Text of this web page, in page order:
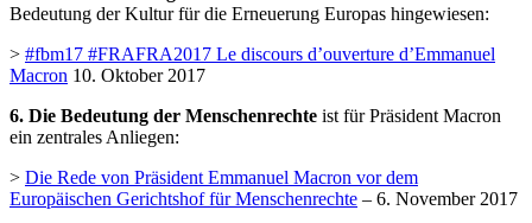
Bedeutung der Kultur für die Erneuerung Europas hingewiesen:
> #fbm17 #FRAFRA2017 Le discours d’ouverture d’Emmanuel
Macron 10. Oktober 2017
6. Die Bedeutung der Menschenrechte ist für Präsident Macron
ein zentrales Anliegen:
> Die Rede von Präsident Emmanuel Macron vor dem
Europäischen Gerichtshof für Menschenrechte – 6. November 2017